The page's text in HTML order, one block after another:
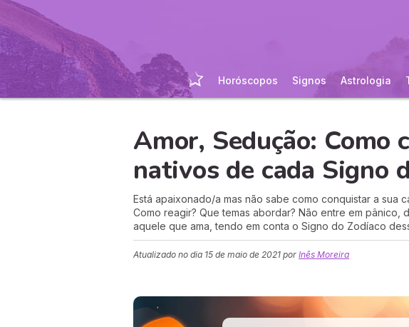
Horóscopos Signos Astrologia
Amor, Sedução: Como
nativos de cada Signo
Está apaixonado/a mas não sabe como conquistar a sua
Como reagir? Que temas abordar? Não entre em
aquele que ama, tendo em conta o Signo do Zodíaco
Atualizado no dia 15 de maio de 2021 por Inês Moreira